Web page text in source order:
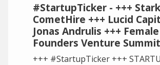
#StartupTicker - +++
CometHire +++ Lucid
Jonas Andrulis +++ Female
Founders Venture
+++ #StartupTicker +++